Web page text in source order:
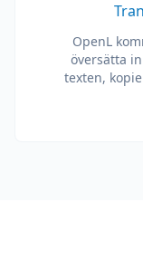
OpenL
översätta
texten,